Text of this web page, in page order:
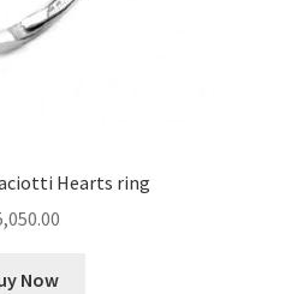
Hearts ring
Now